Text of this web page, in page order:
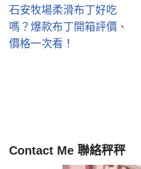
石安牧場柔滑布丁好吃
嗎？爆款布丁開箱評價、
價格一次看！
Contact Me 聯絡秤秤